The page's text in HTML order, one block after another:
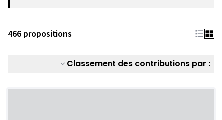
466 propositions
Classement des contributions par :